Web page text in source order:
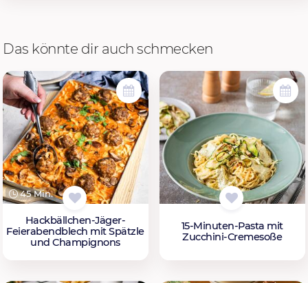
Das könnte dir auch schmecken
45 Min.
Hackbällchen-Jäger-
Feierabendblech mit Spätzle
und Champignons
15-Minuten-Pasta mit
Zucchini-Cremesoße